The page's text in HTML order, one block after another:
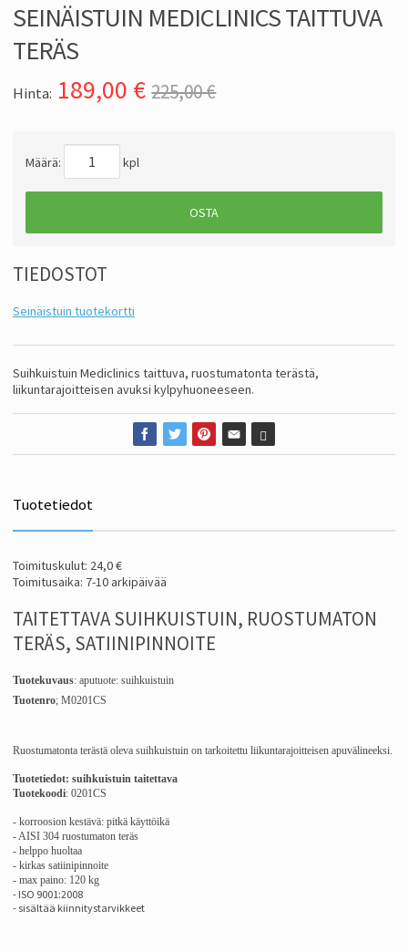
SEINÄISTUIN MEDICLINICS TAITTUVA
TERÄS
Hinta: 189,00 € 225,00 €
Määrä: kpl
OSTA
TIEDOSTOT
Seinäistuin tuotekortti
Suihkuistuin Mediclinics taittuva, ruostumatonta terästä,
liikuntarajoitteisen avuksi kylpyhuoneeseen.
Tuotetiedot
Toimituskulut: 24,0 €
Toimitusaika: 7-10 arkipäivää
TAITETTAVA SUIHKUISTUIN, RUOSTUMATON
TERÄS, SATIINIPINNOITE
Tuotekuvaus: aputuote: suihkuistuin
Tuotenro; M0201CS
Ruostumatonta terästä oleva suihkuistuin on tarkoitettu liikuntarajoitteisen apuvälineeksi.
Tuotetiedot: suihkuistuin taitettava
Tuotekoodi: 0201CS
- korroosion kestävä: pitkä käyttöikä
- AISI 304 ruostumaton teräs
- helppo huoltaa
- kirkas satiinipinnoite
- max paino: 120 kg
- ISO 9001:2008
- sisältää kiinnitystarvikkeet